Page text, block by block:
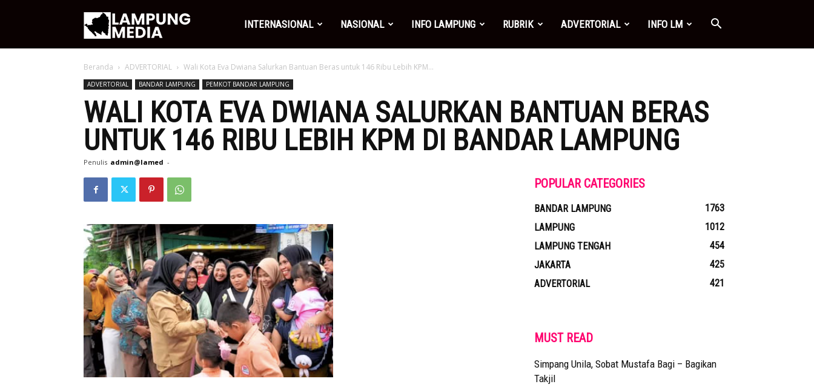
Media
INTERNASIONAL NASIONAL INFO LAMPUNG RUBRIK ADVERTORIAL INFO LM
Beranda ADVERTORIAL Wali Kota Eva Dwiana Salurkan Bantuan Beras untuk 146 Ribu Lebih KPM...
ADVERTORIAL BANDAR LAMPUNG PEMKOT BANDAR LAMPUNG
WALI KOTA EVA DWIANA SALURKAN BANTUAN BERAS
UNTUK 146 RIBU LEBIH KPM DI BANDAR LAMPUNG
Penulis admin@lamed -
POPULAR CATEGORIES
BANDAR LAMPUNG
1763
LAMPUNG
1012
LAMPUNG TENGAH
454
JAKARTA
425
ADVERTORIAL
421
MUST READ
Simpang Unila, Sobat Mustafa Bagi – Bagikan
Takjil